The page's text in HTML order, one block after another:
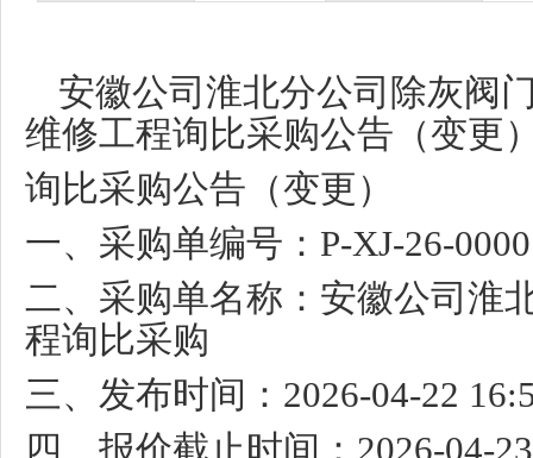
安徽公司淮北分公司除灰阀
维修工程询比采购公告（变更
询比采购公告（变更）
一、采购单编号： P-XJ-26-
二、采购单名称：安徽公司淮
程询比采购
三、发布时间： 2026-04-22
四、报价截止时间： 2026-04-